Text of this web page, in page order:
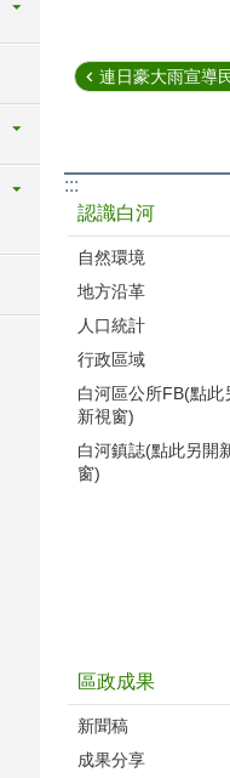
連日豪大雨宣導
:::
認識白河
自然環境
地方沿革
人口統計
行政區域
白河區公所FB(點此
新視窗)
白河鎮誌(點此另開
窗)
區政成果
新聞稿
成果分享